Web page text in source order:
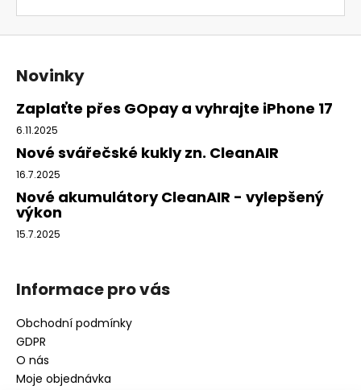
Z
Novinky
Zaplaťte přes GOpay a vyhrajte iPhone 17
6.11.2025
Nové svářečské kukly zn. CleanAIR
16.7.2025
Nové akumulátory CleanAIR - vylepšený
výkon
15.7.2025
Informace pro vás
Obchodní podmínky
GDPR
O nás
Moje objednávka